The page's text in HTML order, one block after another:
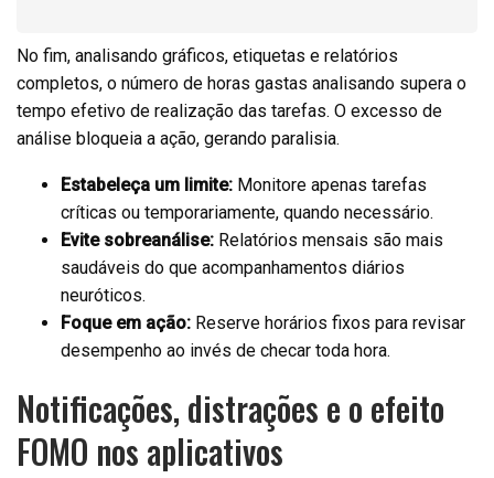
No fim, analisando gráficos, etiquetas e relatórios
completos, o número de horas gastas analisando supera o
tempo efetivo de realização das tarefas. O excesso de
análise bloqueia a ação, gerando paralisia.
Estabeleça um limite: Monitore apenas tarefas
críticas ou temporariamente, quando necessário.
Evite sobreanálise: Relatórios mensais são mais
saudáveis do que acompanhamentos diários
neuróticos.
Foque em ação: Reserve horários fixos para revisar
desempenho ao invés de checar toda hora.
Notificações, distrações e o efeito
FOMO nos aplicativos